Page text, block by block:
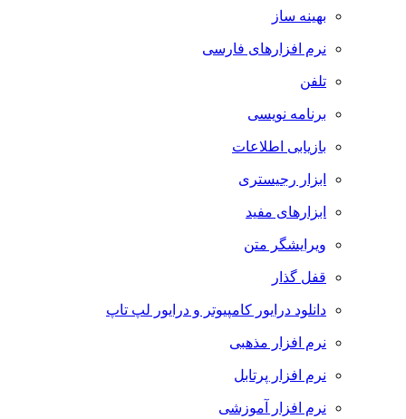
بهینه ساز
نرم افزارهای فارسی
تلفن
برنامه نویسی
بازیابی اطلاعات
ابزار رجیستری
ابزارهای مفید
ویرایشگر متن
قفل گذار
دانلود درایور کامپیوتر و درایور لپ تاپ
نرم افزار مذهبی
نرم افزار پرتابل
نرم افزار آموزشی